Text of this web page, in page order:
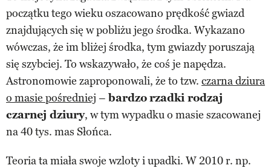
początku tego wieku oszacowano prędkość gwiazd
znajdujących się w pobliżu jego środka. Wykazano
wówczas, że im bliżej środka, tym gwiazdy poruszają
się szybciej. To wskazywało, że coś je napędza.
Astronomowie zaproponowali, że to tzw. czarna dziura
o masie pośredniej –bardzorzadki rodzaj
czarnej dziury, w tym wypadku o masie szacowanej
na 40 tys. mas Słońca.
Teoria ta miała swoje wzloty i upadki. W 2010 r. np.